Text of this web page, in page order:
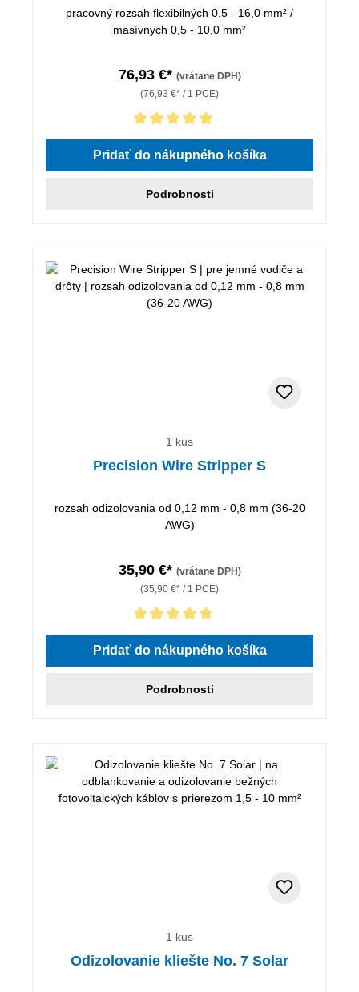
pracovný rozsah flexibilných 0,5 - 16,0 mm² /
masívnych 0,5 - 10,0 mm²
76,93 €* (vrátane DPH)
(76,93 €* / 1 PCE)
Priemerné hodnotenie 5 z 5 hviezdičiek
Pridať do nákupného košíka
Podrobnosti
1 kus
Precision Wire Stripper S
rozsah odizolovania od 0,12 mm - 0,8 mm (36-20
AWG)
35,90 €* (vrátane DPH)
(35,90 €* / 1 PCE)
Priemerné hodnotenie 5 z 5 hviezdičiek
Pridať do nákupného košíka
Podrobnosti
1 kus
Odizolovanie kliešte No. 7 Solar